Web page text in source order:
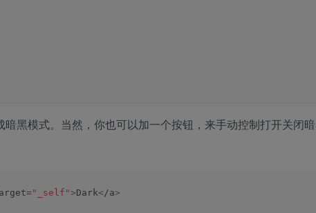
黑模式。当然，你也可以加一个按钮，来手动控制打开关闭
"_self">Dark< /a>